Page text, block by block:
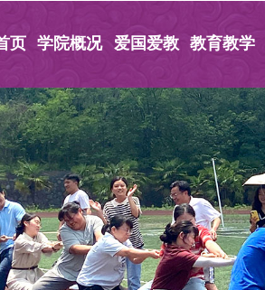
页 学院概况 爱国爱教 教育教学